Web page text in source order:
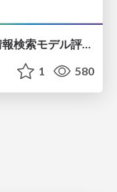
HAKARI-Bench - 実運用視点での情報検索モデル評価ベンチマーク
1 580